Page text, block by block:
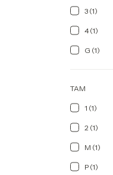
3 (1)
4 (1)
G (1)
TAM
1 (1)
2 (1)
M (1)
P (1)